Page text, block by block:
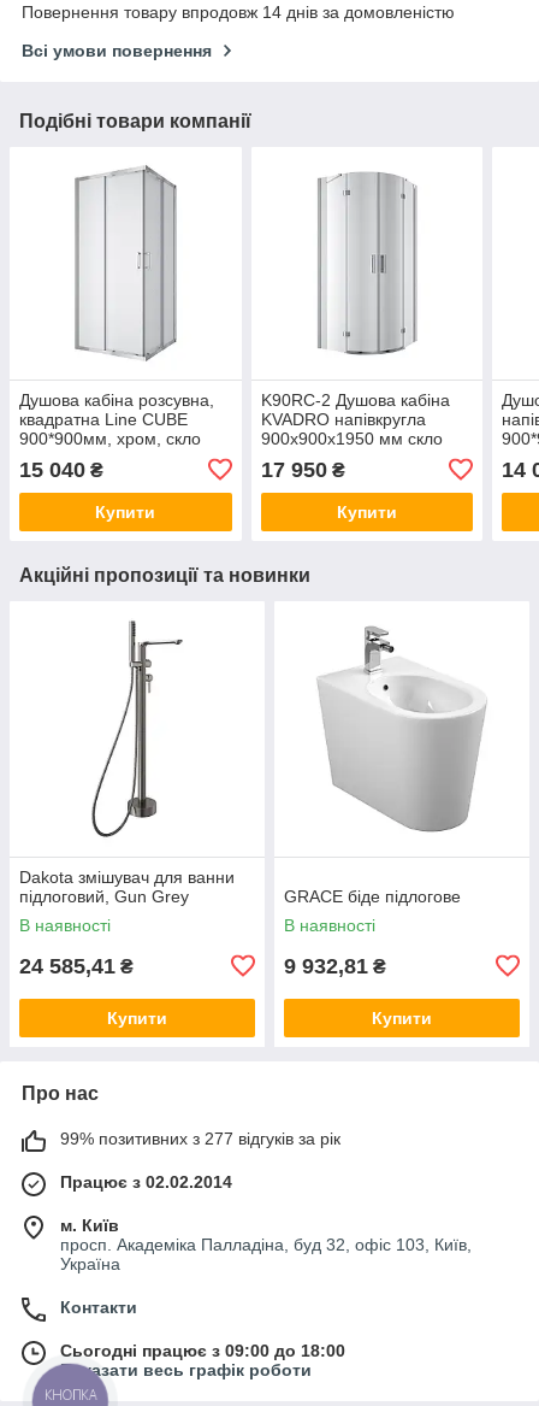
Повернення товару впродовж 14 днів за домовленістю
Всі умови повернення
Подібні товари компанії
Душова кабіна розсувна,
квадратна Line CUBE
900*900мм, хром, cкло
15 040 ₴
Купити
K90RC-2 Душова кабіна
KVADRO напівкругла
900x900x1950 мм скло
17 950₴
Купити
14
Акційні пропозиції та новинки
Dakota змішувач для ванни
підлоговий, Gun Grey
В наявності
24 585,41 ₴
Купити
GRACE біде підлогове
В наявності
9 932,81 ₴
Купити
Про нас
99% позитивних з 277 відгуків за рік
Працює з 02.02.2014
м. Київ
просп. Академіка Палладіна, буд 32, офіс 103, Київ,
Україна
Контакти
Сьогодні працює з 09:00 до 18:00
Показати весь графік роботи
КНОПКА